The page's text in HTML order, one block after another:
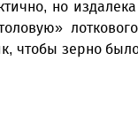
но
чтобы зерно